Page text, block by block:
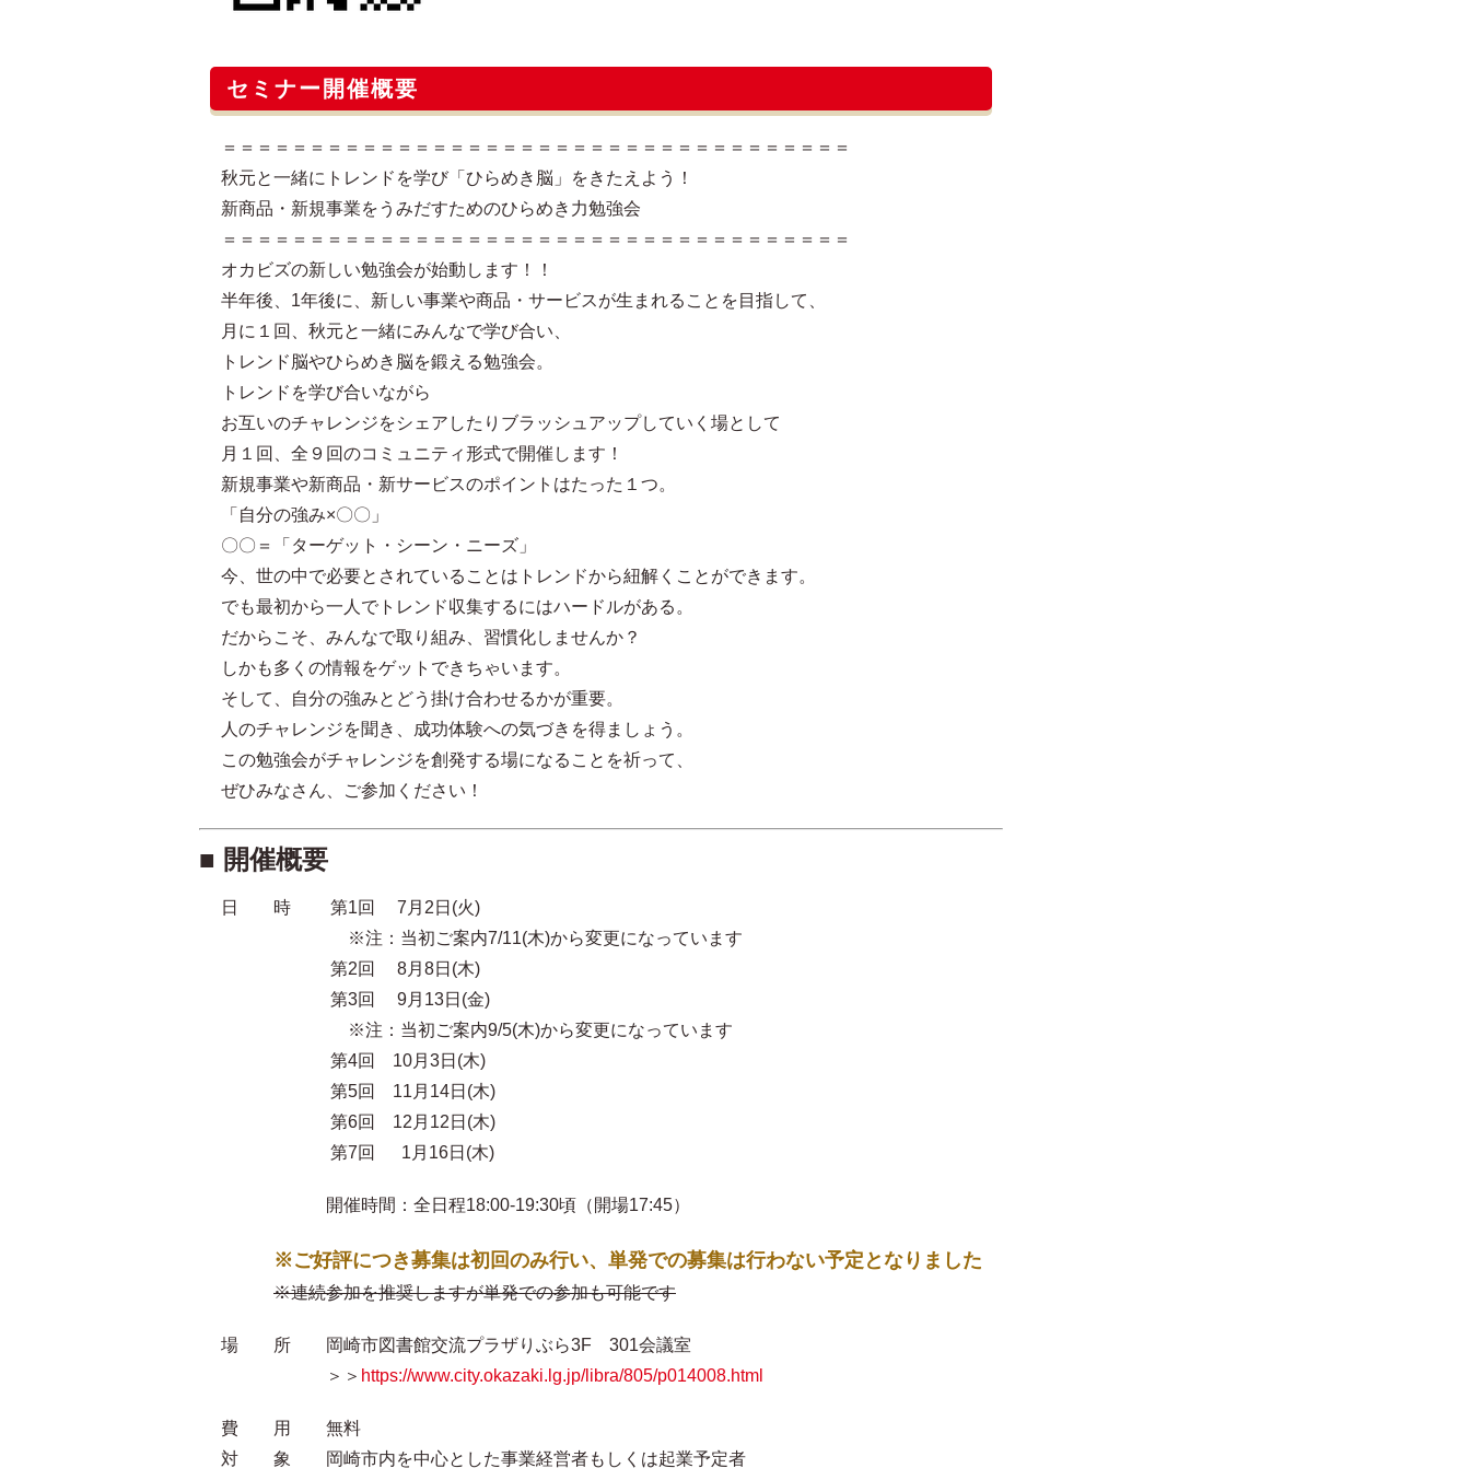
セミナー開催概要
＝＝＝＝＝＝＝＝＝＝＝＝＝＝＝＝＝＝＝＝＝＝＝＝＝＝＝＝＝＝＝＝＝＝＝＝
秋元と一緒にトレンドを学び「ひらめき脳」をきたえよう！
新商品・新規事業をうみだすためのひらめき力勉強会
＝＝＝＝＝＝＝＝＝＝＝＝＝＝＝＝＝＝＝＝＝＝＝＝＝＝＝＝＝＝＝＝＝＝＝＝
オカビズの新しい勉強会が始動します！！
半年後、1年後に、新しい事業や商品・サービスが生まれることを目指して、
月に１回、秋元と一緒にみんなで学び合い、
トレンド脳やひらめき脳を鍛える勉強会。
トレンドを学び合いながら
お互いのチャレンジをシェアしたりブラッシュアップしていく場として
月１回、全９回のコミュニティ形式で開催します！
新規事業や新商品・新サービスのポイントはたった１つ。
「自分の強み×〇〇」
〇〇＝「ターゲット・シーン・ニーズ」
今、世の中で必要とされていることはトレンドから紐解くことができます。
でも最初から一人でトレンド収集するにはハードルがある。
だからこそ、みんなで取り組み、習慣化しませんか？
しかも多くの情報をゲットできちゃいます。
そして、自分の強みとどう掛け合わせるかが重要。
人のチャレンジを聞き、成功体験への気づきを得ましょう。
この勉強会がチャレンジを創発する場になることを祈って、
ぜひみなさん、ご参加ください！
■ 開催概要
日 時 第1回 7月2日(火)
※注：当初ご案内7/11(木)から変更になっています
第2回 8月8日(木)
第3回 9月13日(金)
※注：当初ご案内9/5(木)から変更になっています
第4回 10月3日(木)
第5回 11月14日(木)
第6回 12月12日(木)
第7回 1月16日(木)
開催時間：全日程18:00-19:30頃（開場17:45）
※ご好評につき募集は初回のみ行い、単発での募集は行わない予定となりました
※連続参加を推奨しますが単発での参加も可能です
場 所 岡崎市図書館交流プラザりぶら3F 301会議室
＞＞ https://www.city.okazaki.lg.jp/libra/805/p014008.html
費 用 無料
対 象 岡崎市内を中心とした事業経営者もしくは起業予定者